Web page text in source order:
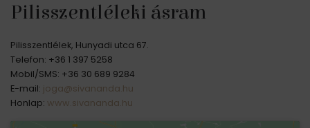
Pilisszentléleki ásram
Pilisszentlélek, Hunyadi utca 67.
Telefon: +36 1 397 5258
Mobil/SMS: +36 30 689 9284
E-mail: joga@sivananda.hu
Honlap: www.sivananda.hu